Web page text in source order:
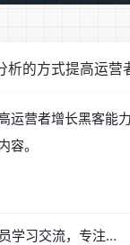
的方式提高运营
营者增长黑客能
。
网站简称：爱运营_网站运营人员学习交流，专注于网站产品运营管理、淘宝运营。用数据分析的方式提高运营者增长黑客能力。